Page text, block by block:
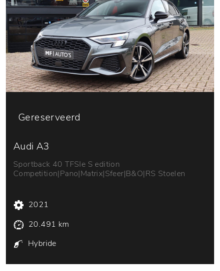
Gereserveerd
Audi A3
Sportback 40 TFSIe S edition
Competition|Pano|Matrix|Sfeer|B&O|RS Stoelen
2021
20.491 km
Hybride